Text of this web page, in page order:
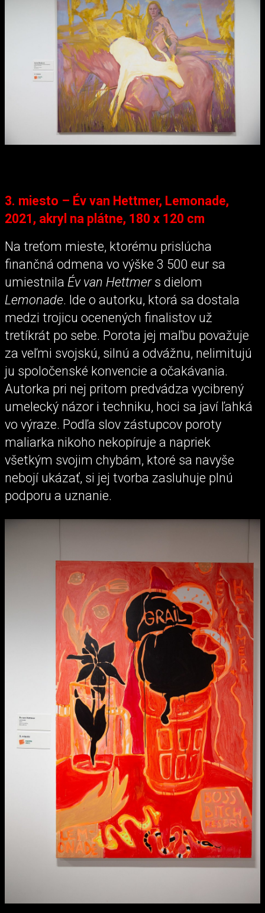
3. miesto – Év van Hettmer, Lemonade,
2021, akryl na plátne, 180 x 120 cm
Na treťom mieste, ktorému prislúcha
finančná odmena vo výške 3 500 eur sa
umiestnila Év van Hettmers dielom
Lemonade. Ide o autorku, ktorá sa dostala
medzi trojicu ocenených finalistov už
tretíkrát po sebe. Porota jej maľbu považuje
za veľmi svojskú, silnú a odvážnu, nelimitujú
ju spoločenské konvencie a očakávania.
Autorka pri nej pritom predvádza vycibrený
umelecký názor i techniku, hoci sa javí ľahká
vo výraze. Podľa slov zástupcov poroty
maliarka nikoho nekopíruje a napriek
všetkým svojim chybám, ktoré sa navyše
nebojí ukázať, si jej tvorba zasluhuje plnú
podporu a uznanie.